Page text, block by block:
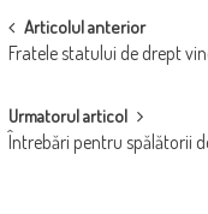
POST
NAVIGATION
Articolul anterior
Fratele statului de drept
Urmatorul articol
Întrebări pentru spălătorii